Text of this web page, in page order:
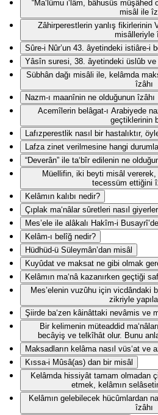
“Ma‘lûmu i‘lâm, bâhusûs
misâl ile
Zâhirperestlerin yanlış fikirlerinin
misâlleriyle
Sûre-i Nûr’un 43. âyetindeki istiâre-i
Yâsîn suresi, 38. âyetindeki üslûb
Sübhân dağı misâli ile, kelâmda
îzâhı
Nazm-ı maanînin ne olduğunun îzâhı
Acemîlerin belâgat-ı Arabiyede
geçtiklerinin
Lafızperestlik nasıl bir hastalıktır,
Lafza zinet verilmesine hangi
“Deverân” ile ta‘bîr edilenin ne
Müellifin, iki beyti misâl vererek,
tecessüm ettiğini
Kelâmın kalıbı nedir?
Çıplak ma‘nâlar sûretleri nasıl
Mes’ele ile alâkalı Hakîm-i
Kelâm-ı belîğ nedir?
Hüdhüd-ü Süleymân’dan misâl
Kuyûdat ve maksat ne gibi olmak
Kelâmın ma‘nâ kazanırken geçtiği
Mes’elenin vuzûhu için vicdândaki
zikriyle
Şiirde ba‘zen kâinâttaki nevâmis ve
Bir kelimenin müteaddid
becâyiş ve telkîhât olur. Bunu
Maksadların kelâma nasıl vüs‘at ve
Kıssa-i Mûsâ(as) dan bir misâl
Kelâmda hissiyât tamam olmadan
etmek, kelâmın
Kelâmın gelebilecek hücûmlardan
îzâhı